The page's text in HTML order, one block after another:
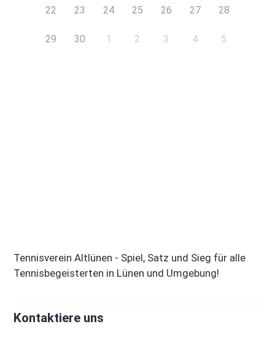
22 23 24 25 26 27 28
29 30 1 2 3 4 5
Tennisverein Altlünen - Spiel, Satz und Sieg für alle
Tennisbegeisterten in Lünen und Umgebung!
Kontaktiere uns